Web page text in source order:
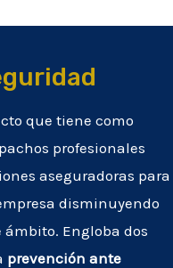
que tiene como
profesionales
aseguradoras para
disminuyendo
ámbito. Engloba dos
prevención ante